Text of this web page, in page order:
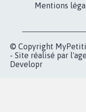
Mentions
© Copyright
- Site réalisé par
Developr